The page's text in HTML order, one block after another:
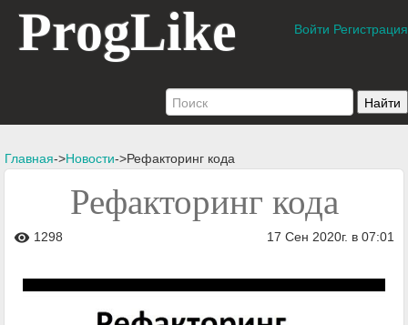
ProgLike Войти Регистрация
Главная->Новости->Рефакторинг кода
Рефакторинг кода
visibility 1298 17 Сен 2020г. в 07:01